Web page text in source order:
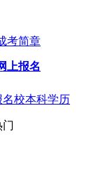
考简章
上报名
校本科学历